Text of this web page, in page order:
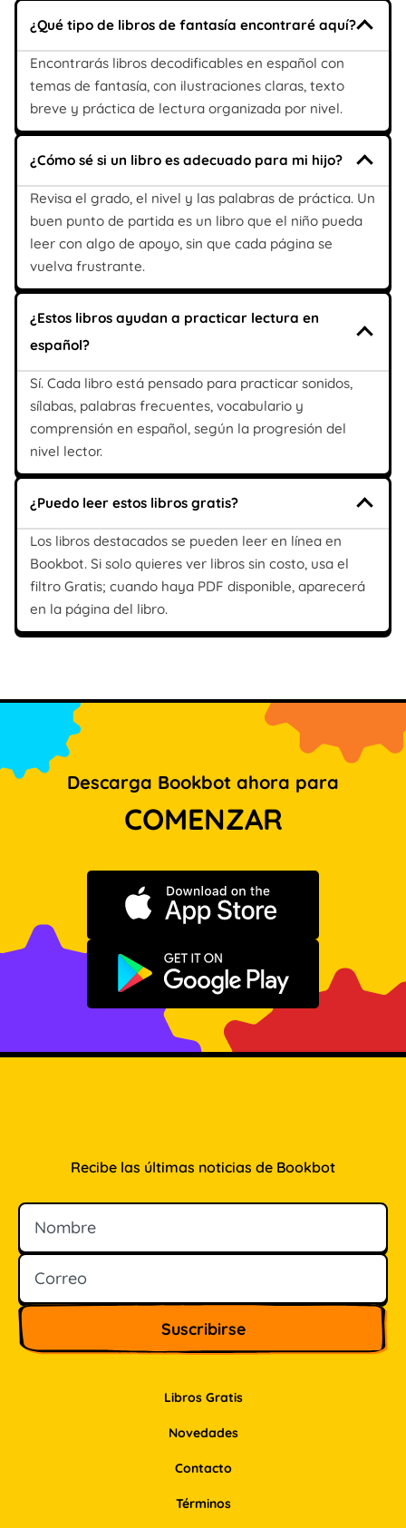
¿Qué tipo de libros de fantasía encontraré aquí?
Encontrarás libros decodificables en español con
temas de fantasía, con ilustraciones claras, texto
breve y práctica de lectura organizada por nivel.
¿Cómo sé si un libro es adecuado para mi hijo?
Revisa el grado, el nivel y las palabras de práctica. Un
buen punto de partida es un libro que el niño pueda
leer con algo de apoyo, sin que cada página se
vuelva frustrante.
¿Estos libros ayudan a practicar lectura en
español?
Sí. Cada libro está pensado para practicar sonidos,
sílabas, palabras frecuentes, vocabulario y
comprensión en español, según la progresión del
nivel lector.
¿Puedo leer estos libros gratis?
Los libros destacados se pueden leer en línea en
Bookbot. Si solo quieres ver libros sin costo, usa el
filtro Gratis; cuando haya PDF disponible, aparecerá
en la página del libro.
Descarga Bookbot ahora para
COMENZAR
Descargar en App Store
Disponible en Google Play
Libros Gratis
Novedades
Contacto
Recibe las últimas noticias de Bookbot
Nombre
Correo
Términos